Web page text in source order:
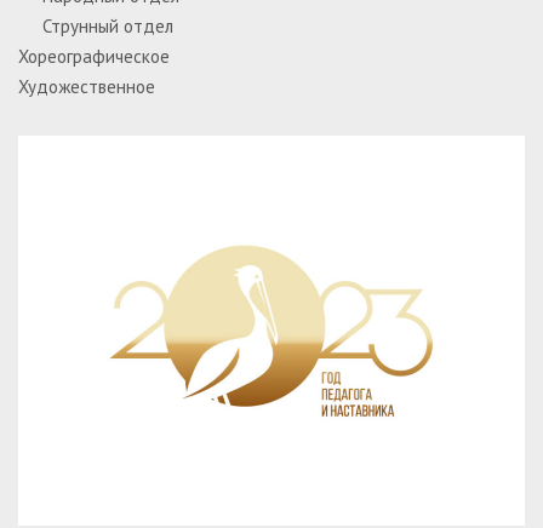
Струнный отдел
Хореографическое
Художественное